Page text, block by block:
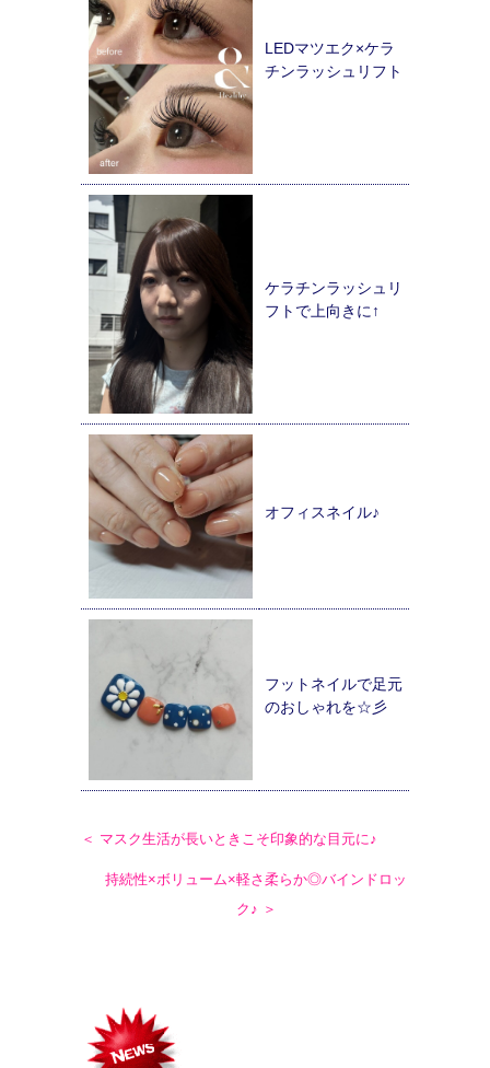
LEDマツエク×ケラ
チンラッシュリフト
ケラチンラッシュリ
フトで上向きに↑
オフィスネイル♪
フットネイルで足元
のおしゃれを☆彡
＜ マスク生活が長いときこそ印象的な目元に♪
持続性×ボリューム×軽さ柔らか◎バインドロッ
ク♪ ＞